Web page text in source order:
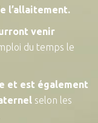
l’allaitement.
venir
du temps le
et est également
selon les